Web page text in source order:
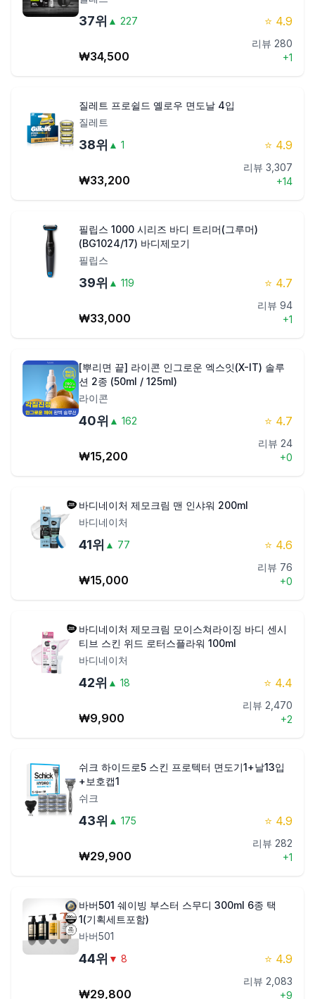
37위 ▲ 227 ⭐ 4.9
₩34,500
리뷰 280
+1
질레트 프로쉴드 옐로우 면도날 4입
질레트
38위 ▲ 1 ⭐ 4.9
₩33,200
리뷰 3,307
+14
필립스 1000 시리즈 바디 트리머(그루머)
(BG1024/17) 바디제모기
필립스
39위 ▲ 119 ⭐ 4.7
₩33,000
리뷰 94
+1
[뿌리면 끝] 라이콘 인그로운 엑스잇(X-IT) 솔루
션 2종 (50ml / 125ml)
라이콘
40위 ▲ 162 ⭐ 4.7
₩15,200
리뷰 24
+0
바디네이처 제모크림 맨 인샤워 200ml
바디네이처
41위 ▲ 77 ⭐ 4.6
₩15,000
리뷰 76
+0
바디네이처 제모크림 모이스쳐라이징 바디 센시
티브 스킨 위드 로터스플라워 100ml
바디네이처
42위 ▲ 18 ⭐ 4.4
₩9,900
리뷰 2,470
+2
쉬크 하이드로5 스킨 프로텍터 면도기1+날13입
+보호캡1
쉬크
43위 ▲ 175 ⭐ 4.9
₩29,900
리뷰 282
+1
바버501 쉐이빙 부스터 스무디 300ml 6종 택
1(기획세트포함)
바버501
44위 ▼ 8 ⭐ 4.9
₩29,800
리뷰 2,083
+9